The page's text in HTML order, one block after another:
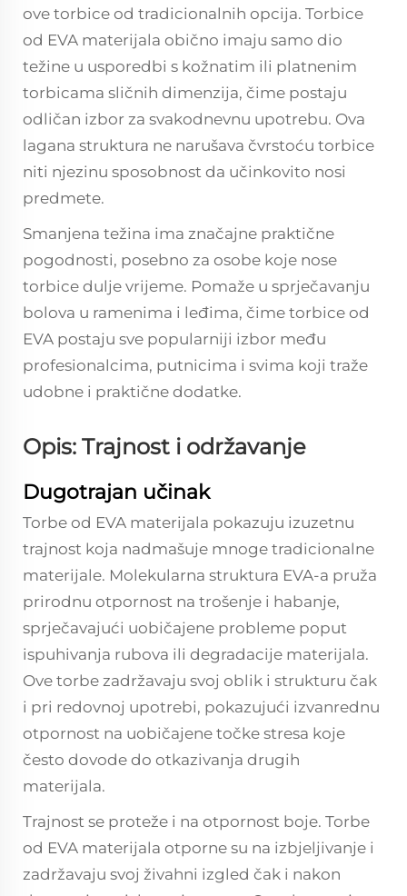
ove torbice od tradicionalnih opcija. Torbice
od EVA materijala obično imaju samo dio
težine u usporedbi s kožnatim ili platnenim
torbicama sličnih dimenzija, čime postaju
odličan izbor za svakodnevnu upotrebu. Ova
lagana struktura ne narušava čvrstoću torbice
niti njezinu sposobnost da učinkovito nosi
predmete.
Smanjena težina ima značajne praktične
pogodnosti, posebno za osobe koje nose
torbice dulje vrijeme. Pomaže u sprječavanju
bolova u ramenima i leđima, čime torbice od
EVA postaju sve popularniji izbor među
profesionalcima, putnicima i svima koji traže
udobne i praktične dodatke.
Opis: Trajnost i održavanje
Dugotrajan učinak
Torbe od EVA materijala pokazuju izuzetnu
trajnost koja nadmašuje mnoge tradicionalne
materijale. Molekularna struktura EVA-a pruža
prirodnu otpornost na trošenje i habanje,
sprječavajući uobičajene probleme poput
ispuhivanja rubova ili degradacije materijala.
Ove torbe zadržavaju svoj oblik i strukturu čak
i pri redovnoj upotrebi, pokazujući izvanrednu
otpornost na uobičajene točke stresa koje
često dovode do otkazivanja drugih
materijala.
Trajnost se proteže i na otpornost boje. Torbe
od EVA materijala otporne su na izbjeljivanje i
zadržavaju svoj živahni izgled čak i nakon